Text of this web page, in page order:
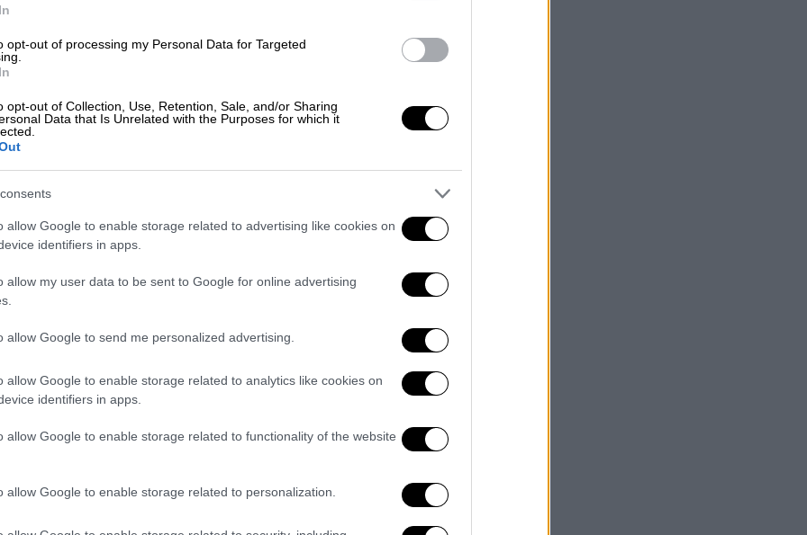
opt-out of processing my Personal Data for Targeted
opt-out of Collection, Use, Retention, Sale, and/or Sharing
Data that Is Unrelated with the Purposes for which it
allow Google to enable storage related to advertising like cookies on
identifiers in apps.
allow my user data to be sent to Google for online advertising
allow Google to send me personalized advertising.
allow Google to enable storage related to analytics like cookies on
identifiers in apps.
allow Google to enable storage related to functionality of the website
allow Google to enable storage related to personalization.
για σήμερα είναι η ψήφιση του νέου
έμφαση στην πρόληψη και την αλλαγή
στη
χάος στους δρόμους που κόβουν
και διαλύουν οικογένειες. Ο νέος
τις πιο συχνές και πιο επικίνδυνες
του κόκκινου, συνδυασμός
κράνους από τους δικυκλιστές, ενώ
Σύντομα θα θέσουμε σε εφαρμογή και
ψηφιακής βεβαίωσης κλήσεων με τη
ποινές ανάλογα με την παράβαση.
δεν αρκούν. Πρέπει ως πολίτες να
η ασφάλεια στους ελληνικούς δρόμους.
με όλα αυτά, αυξάνουμε και
πολύ σημαντικό: προχωράμε στην
και τουΤραμτα Σάββατα, έτσι ώστε να
νεότερους συμπολίτες μας να
έχει προηγηθεί κατανάλωση αλκοόλ. Η
της αντιπολίτευσης συνιστά
για ασφαλείς δρόμους μας ενώνει. Δεν
θύματα κάθε χρόνο. Είναι